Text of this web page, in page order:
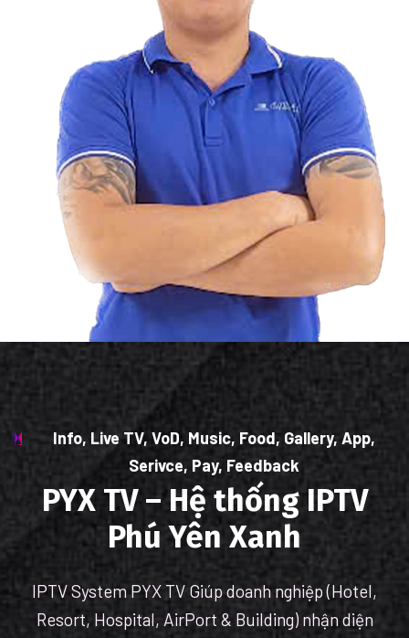
Info, Live TV, VoD, Music, Food, Gallery, App,
Serivce, Pay, Feedback
PYX TV – Hệ thống IPTV
Phú Yên Xanh
IPTV System PYX TV Giúp doanh nghiệp (Hotel,
Resort, Hospital, AirPort & Building) nhận diện